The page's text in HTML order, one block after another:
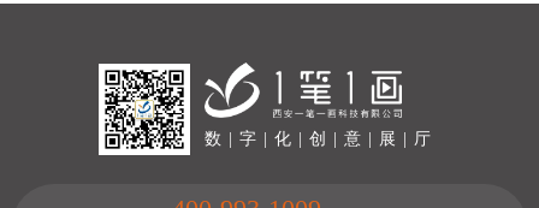
数 | 字 | 化 | 创 | 意 | 展 | 厅